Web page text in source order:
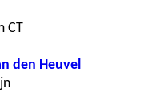
CT
den Heuvel